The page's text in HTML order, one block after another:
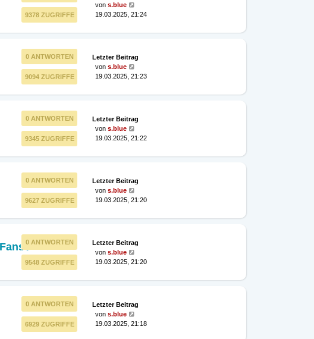
9378 ZUGRIFFE
von s.blue
19.03.2025, 21:24
0 ANTWORTEN
9094 ZUGRIFFE
Letzter Beitrag
von s.blue
19.03.2025, 21:23
0 ANTWORTEN
9345 ZUGRIFFE
Letzter Beitrag
von s.blue
19.03.2025, 21:22
0 ANTWORTEN
9627 ZUGRIFFE
Letzter Beitrag
von s.blue
19.03.2025, 21:20
0 ANTWORTEN
9548 ZUGRIFFE
Letzter Beitrag
von s.blue
19.03.2025, 21:20
0 ANTWORTEN
6929 ZUGRIFFE
Letzter Beitrag
von s.blue
19.03.2025, 21:18